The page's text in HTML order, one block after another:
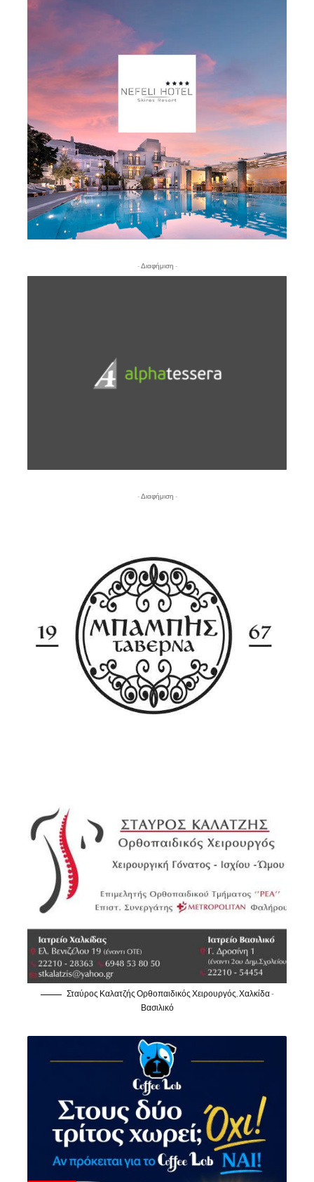
- Διαφήμιση -
- Διαφήμιση -
Σταύρος Καλατζής Ορθοπαιδικός Χειρουργός, Χαλκίδα -
Βασιλικό